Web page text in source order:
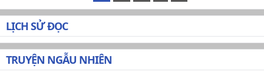
LỊCH SỬ ĐỌC
TRUYỆN NGẪU NHIÊN